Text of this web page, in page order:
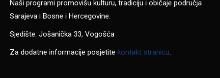
Naši programi promovišu kulturu, tradiciju i običaje područja
Sarajeva i Bosne i Hercegovine.
Sjedište: Jošanička 33, Vogošća
Za dodatne informacije posjetite kontakt stranicu